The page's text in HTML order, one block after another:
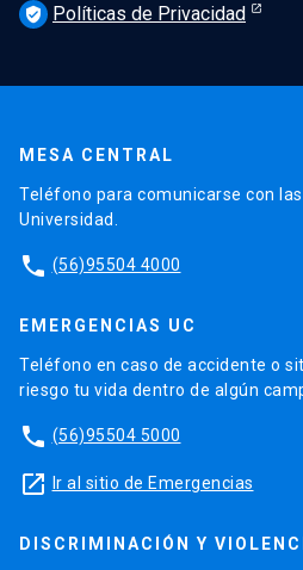
verified_user Políticas de Privacidad
MESA CENTRAL
Teléfono para comunicarse con
Universidad.
phone (56)95504 4000
EMERGENCIAS UC
Teléfono en caso de accidente o
riesgo tu vida dentro de algún
phone (56)95504 5000
launch Ir al sitio de Emergencias
DISCRIMINACIÓN Y